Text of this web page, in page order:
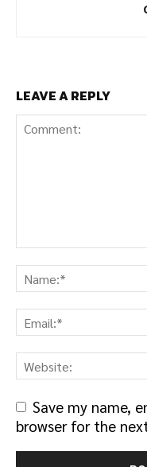
LEAVE A REPLY
Save my name,
browser for the